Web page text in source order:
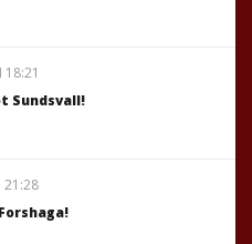
18:21
Sundsvall!
21:28